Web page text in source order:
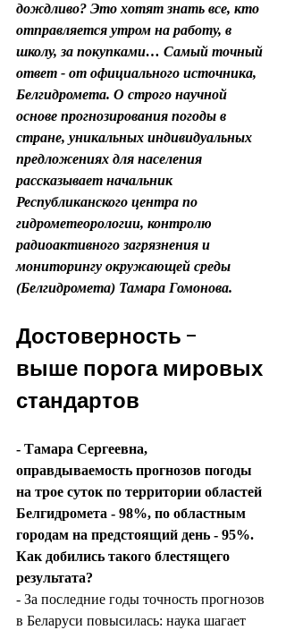
дождливо? Это хотят знать все, кто
отправляется утром на работу, в
школу, за покупками… Самый точный
ответ - от официального источника,
Белгидромета. О строго научной
основе прогнозирования погоды в
стране, уникальных индивидуальных
предложениях для населения
рассказывает начальник
Республиканского центра по
гидрометеорологии, контролю
радиоактивного загрязнения и
мониторингу окружающей среды
(Белгидромета) Тамара Гомонова.
Достоверность -
выше порога мировых
стандартов
- Тамара Сергеевна,
оправдываемость прогнозов погоды
на трое суток по территории областей
Белгидромета - 98%, по областным
городам на предстоящий день - 95%.
Как добились такого блестящего
результата?
- За последние годы точность прогнозов
в Беларуси повысилась: наука шагает